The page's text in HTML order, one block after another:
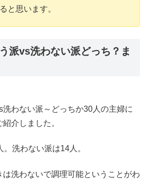
と思います。
派vs洗わない派どっち？ま
洗わない派～どっちか30人の主婦に
介しました。
洗わない派は14人。
洗わないで調理可能ということがわ